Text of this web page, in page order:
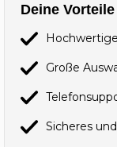
Deine
Große
Sicheres